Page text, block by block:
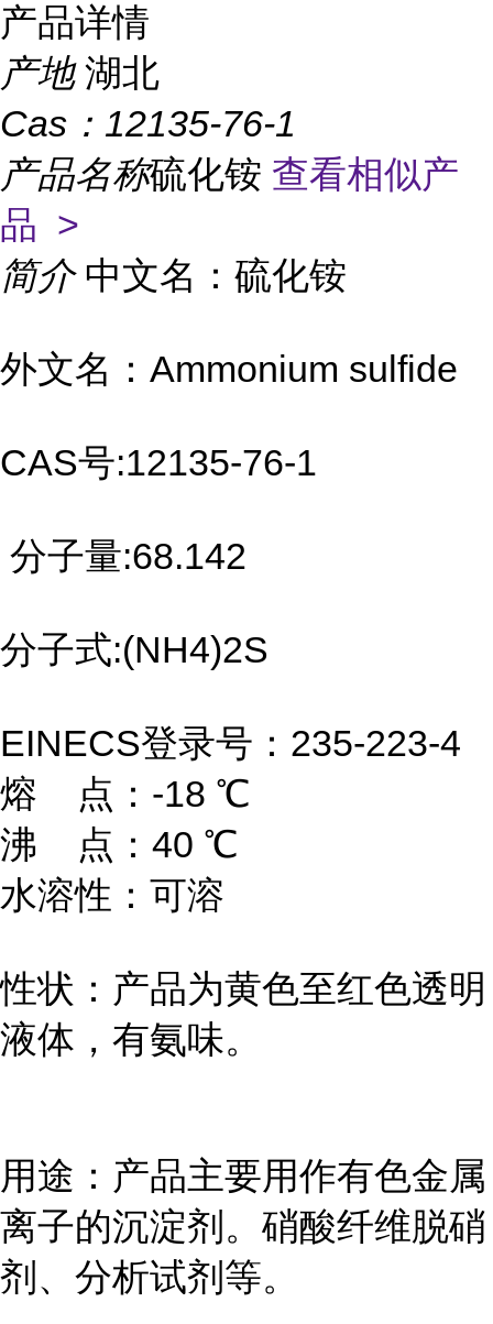
产品详情
产地 湖北
Cas： 12135-76-1
产品名称硫化铵 查看相似产
品 >
简介 中文名：硫化铵
外文名：Ammonium sulfide
CAS号:12135-76-1
分子量:68.142
分子式:(NH4)2S
EINECS登录号：235-223-4
熔 点：-18 ℃
沸 点：40 ℃
水溶性：可溶
性状：产品为黄色至红色透明
液体，有氨味。
用途：产品主要用作有色金属
离子的沉淀剂。硝酸纤维脱硝
剂、分析试剂等。